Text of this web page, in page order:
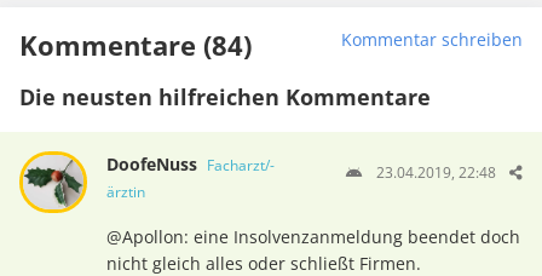
Kommentare (84) Kommentar schreiben
Die neusten hilfreichen Kommentare
DoofeNuss Facharzt/-
ärztin
23.04.2019, 22:48
@Apollon: eine Insolvenzanmeldung beendet doch
nicht gleich alles oder schließt Firmen.